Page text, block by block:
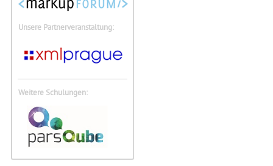
Unsere Partnerveranstaltung:
Weitere Schulungen: